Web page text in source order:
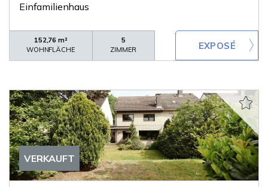
Einfamilienhaus
152,76 m²
WOHNFLÄCHE
5
ZIMMER
VERKAUFT